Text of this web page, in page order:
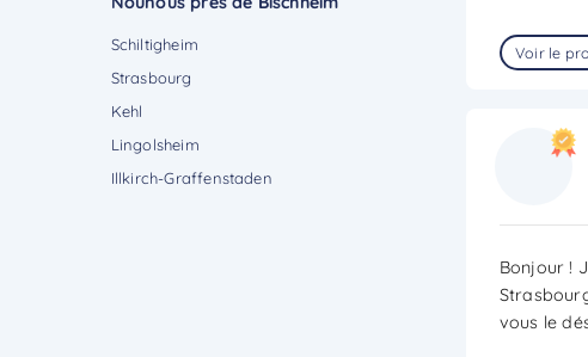
Schiltigheim
Strasbourg
Kehl
Lingolsheim
Illkirch-Graffenstaden
Voir le
Bonjour !
vous le